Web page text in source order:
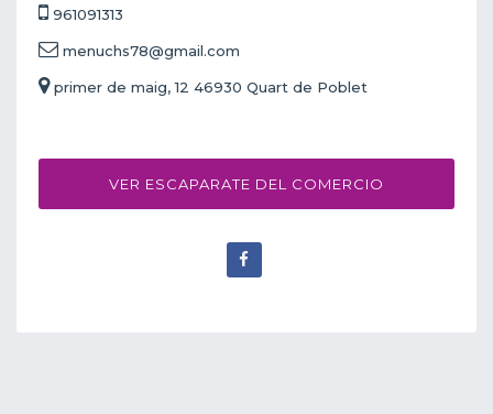
961091313
menuchs78@gmail.com
primer de maig, 12 46930 Quart de Poblet
VER ESCAPARATE DEL COMERCIO